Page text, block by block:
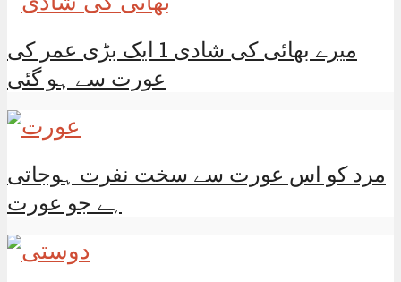
میرے بھائی کی شادی 1 ایک بڑی عمر کی
عورت سے ہو گئی
مرد کو اس عورت سے سخت نفرت ہوجاتی
ہے جو عورت